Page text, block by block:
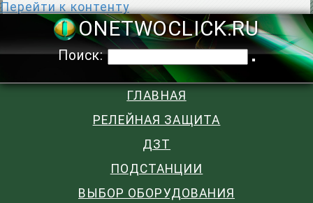
Перейти к контенту
Поиск:
ГЛАВНАЯ
РЕЛЕЙНАЯ ЗАЩИТА
ДЗТ
ПОДСТАНЦИИ
ВЫБОР ОБОРУДОВАНИЯ